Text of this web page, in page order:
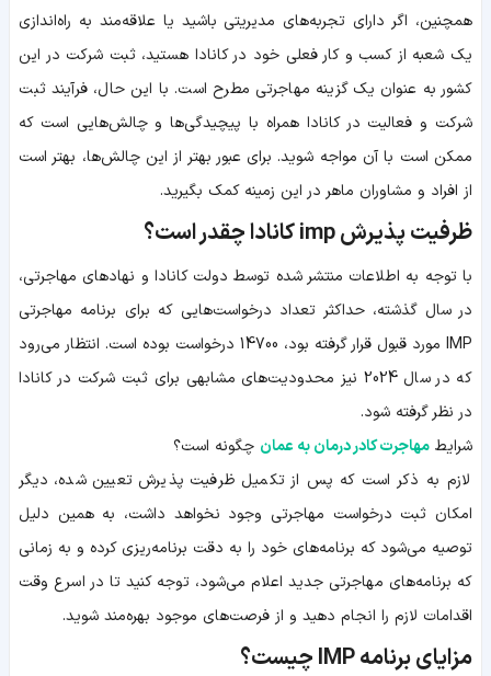
همچنین، اگر دارای تجربه‌های مدیریتی باشید یا علاقه‌مند به راه‌اندازی
یک شعبه از کسب و کار فعلی خود در کانادا هستید، ثبت شرکت در این
کشور به عنوان یک گزینه مهاجرتی مطرح است. با این حال، فرآیند ثبت
شرکت و فعالیت در کانادا همراه با پیچیدگی‌ها و چالش‌هایی است که
ممکن است با آن مواجه شوید. برای عبور بهتر از این چالش‌ها، بهتر است
از افراد و مشاوران ماهر در این زمینه کمک بگیرید.
ظرفیت پذیرش imp کانادا چقدر است؟
با توجه به اطلاعات منتشر شده توسط دولت کانادا و نهادهای مهاجرتی،
در سال گذشته، حداکثر تعداد درخواست‌هایی که برای برنامه مهاجرتی
IMP مورد قبول قرار گرفته بود، 14700 درخواست بوده است. انتظار می‌رود
که در سال 2024 نیز محدودیت‌های مشابهی برای ثبت شرکت در کانادا
در نظر گرفته شود.
شرایط مهاجرت کادر درمان به عمان چگونه است؟
لازم به ذکر است که پس از تکمیل ظرفیت پذیرش تعیین شده، دیگر
امکان ثبت درخواست مهاجرتی وجود نخواهد داشت، به همین دلیل
توصیه می‌شود که برنامه‌های خود را به دقت برنامه‌ریزی کرده و به زمانی
که برنامه‌های مهاجرتی جدید اعلام می‌شود، توجه کنید تا در اسرع وقت
اقدامات لازم را انجام دهید و از فرصت‌های موجود بهره‌مند شوید.
مزایای برنامه IMP چیست؟